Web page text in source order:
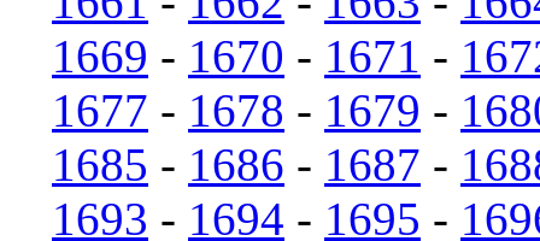
1669 - 1670 - 1671 -
1677 - 1678 - 1679 -
1685 - 1686 - 1687 -
1693 - 1694 - 1695 -